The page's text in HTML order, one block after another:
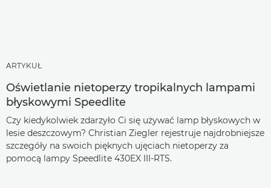
ARTYKUŁ
Oświetlanie nietoperzy tropikalnych lampami
błyskowymi Speedlite
Czy kiedykolwiek zdarzyło Ci się używać lamp błyskowych w
lesie deszczowym? Christian Ziegler rejestruje najdrobniejsze
szczegóły na swoich pięknych ujęciach nietoperzy za
pomocą lampy Speedlite 430EX III-RTS.